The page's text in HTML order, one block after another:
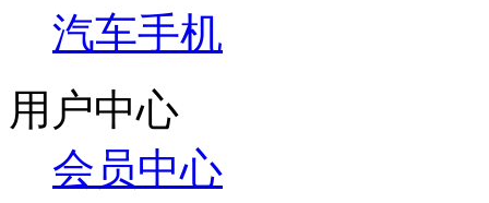
汽车手机
用户中心
会员中心